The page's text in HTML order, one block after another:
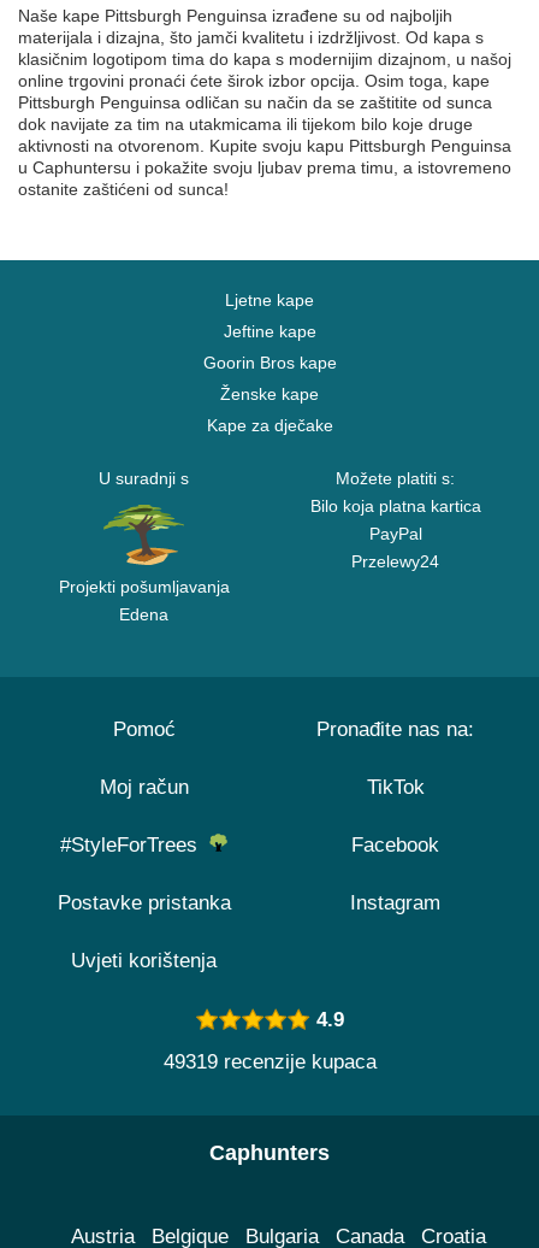
Naše kape Pittsburgh Penguinsa izrađene su od najboljih
materijala i dizajna, što jamči kvalitetu i izdržljivost. Od kapa s
klasičnim logotipom tima do kapa s modernijim dizajnom, u našoj
online trgovini pronaći ćete širok izbor opcija. Osim toga, kape
Pittsburgh Penguinsa odličan su način da se zaštitite od sunca
dok navijate za tim na utakmicama ili tijekom bilo koje druge
aktivnosti na otvorenom. Kupite svoju kapu Pittsburgh Penguinsa
u Caphuntersu i pokažite svoju ljubav prema timu, a istovremeno
ostanite zaštićeni od sunca!
Ljetne kape
Jeftine kape
Goorin Bros kape
Ženske kape
Kape za dječake
U suradnji s
Projekti pošumljavanja
Edena
Možete platiti s:
Bilo koja platna kartica
PayPal
Przelewy24
Pomoć
Moj račun
#StyleForTrees
Postavke pristanka
Uvjeti korištenja
Pronađite nas na:
TikTok
Facebook
Instagram
4.9
49319 recenzije kupaca
Caphunters
Austria Belgique Bulgaria Canada Croatia